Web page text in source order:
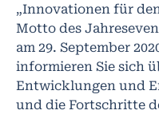
„Innovationen für
Motto des
am 29. September
informieren Sie sich
Entwicklungen und
und die Fortschritte